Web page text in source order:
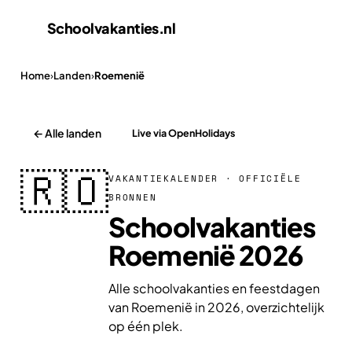
Schoolvakanties.nl
Home›Landen›Roemenië
← Alle landen Live via OpenHolidays
🇷🇴VAKANTIEKALENDER · OFFICIËLE
BRONNEN
Schoolvakanties
Roemenië 2026
Alle schoolvakanties en feestdagen
van Roemenië in 2026, overzichtelijk
op één plek.